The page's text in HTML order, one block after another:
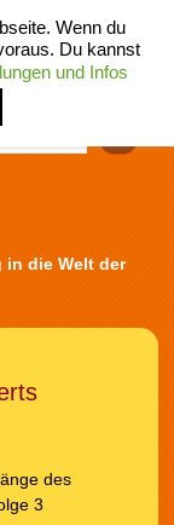
menü
shop
in die Welt der
des
3
Wenn du
Du kannst
und Infos